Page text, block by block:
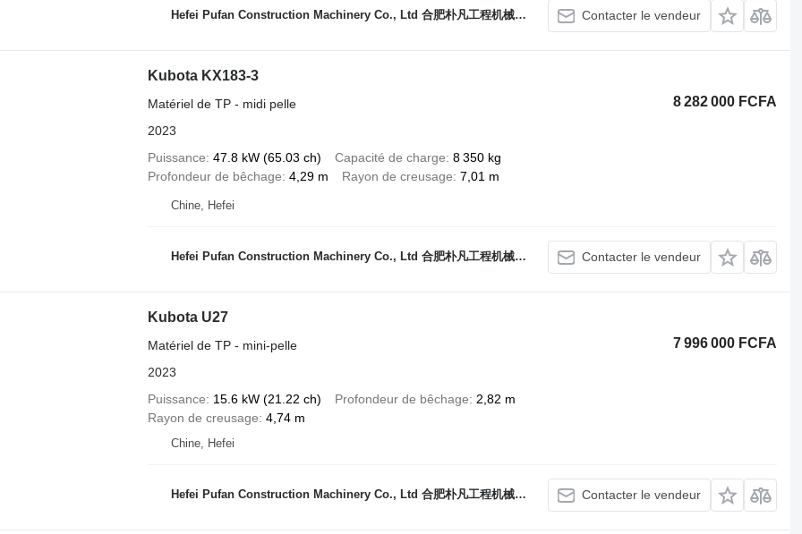
Hefei Pufan Construction Machinery Co., Ltd 合肥朴凡工程机械有限公司 Contacter le vendeur
Kubota KX183-3
8 282 000 FCFA
Matériel de TP - midi pelle
2023
Puissance 47.8 kW (65.03 ch) Capacité de charge 8 350 kg
Profondeur de bêchage 4,29 m Rayon de creusage 7,01 m
Chine, Hefei
Hefei Pufan Construction Machinery Co., Ltd 合肥朴凡工程机械有限公司 Contacter le vendeur
Kubota U27
7 996 000 FCFA
Matériel de TP - mini-pelle
2023
Puissance
15.6 kW (21.22 ch) Profondeur de bêchage
2,82 m
Rayon de creusage 4,74 m
Chine, Hefei
Hefei Pufan Construction Machinery Co., Ltd 合肥朴凡工程机械有限公司 Contacter le vendeur